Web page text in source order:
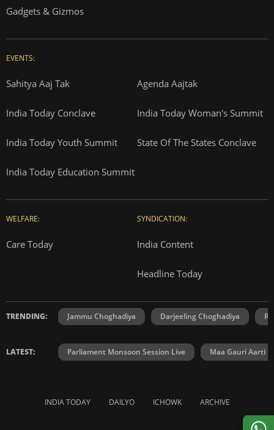
Gadgets & Gizmos
EVENTS:
Sahitya Aaj Tak Agenda Aajtak
India Today Conclave India Today Woman's Summit
India Today Youth Summit State Of The States Conclave
India Today Education Summit
WELFARE:
Care Today
SYNDICATION:
India Content
Headline Today
TRENDING: Jammu Choghadiya Darjeeling Choghadiya
LATEST: Parliament Monsoon Session Live Maa Gauri Aarti
INDIA TODAY DAILYO ICHOWK ARCHIVE